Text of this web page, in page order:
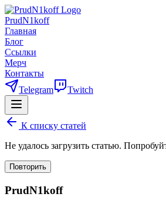
PrudN1koff
Главная
Блог
Ссылки
Мерч
Контакты
Telegram
Twitch
К списку статей
Не удалось загрузить статью.
Повторить
PrudN1koff